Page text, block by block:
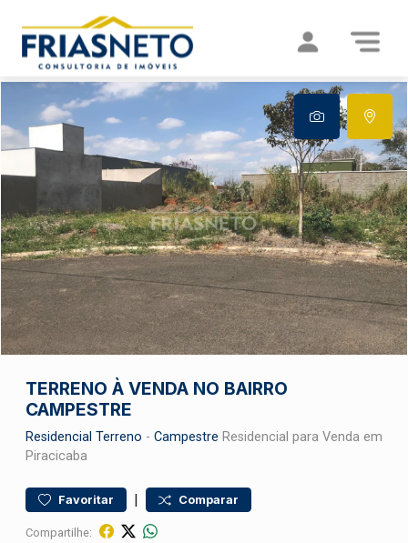
TERRENO À VENDA NO BAIRRO
CAMPESTRE
Residencial Terreno - Campestre Residencial para Venda em
Piracicaba
Favoritar | Comparar
Compartilhe: